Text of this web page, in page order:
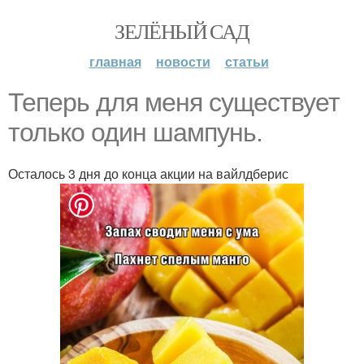
ЗЕЛЁНЫЙ САД
главная новости статьи
Теперь для меня существует
только один шампунь.
Осталось 3 дня до конца акции на вайлдберис